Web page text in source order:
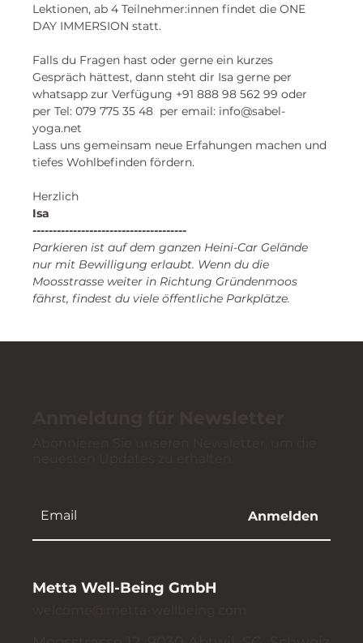
Lektionen, ab 4 Teilnehmer:innen findet die ONE
DAY IMMERSION statt.
Falls du Fragen hast oder gerne ein kurzes
Gespräch hättest, dann steht dir Isa gerne per
whatsapp zur Verfügung +91 888 98 562 99 oder
per Tel: 079 775 35 48  per email: info@sabel-
yoga.net
Lass uns gemeinsam neue Erfahungen machen und
tiefes Wohlbefinden fördern.
Herzlich
Isa
--------------------------------------
Parkieren ist auf dem ganzen Heini-Car Gelände
nur mit Bewilligung erlaubt. Wenn du die
Moosstrasse weiter in Richtung Gründenmoos
fährst, findest du viele öffentliche Parkplätze.
Anmelden
Metta Well-Being GmbH